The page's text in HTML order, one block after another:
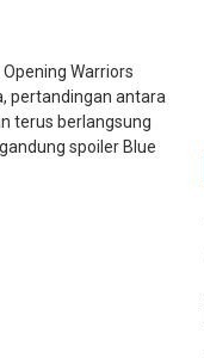
Warriors
pertandingan antara
terus berlangsung
spoiler Blue